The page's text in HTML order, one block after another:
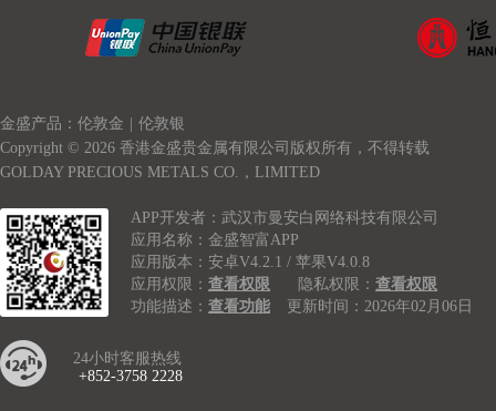
金盛产品：伦敦金
伦敦银
Copyright © 2026 香港金盛贵金属有限公司版权所有，不得转载
GOLDAY PRECIOUS METALS CO.，LIMITED
APP开发者：武汉市曼安白网络科技有限公司
应用名称：金盛智富APP
应用版本：安卓V4.2.1 / 苹果V4.0.8
应用权限： 查看权限 隐私权限： 查看权限
功能描述： 查看功能 更新时间：2026年02月06日
24小时客服热线
+852-3758 2228